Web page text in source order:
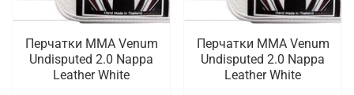
Перчатки ММА Venum
Undisputed 2.0 Nappa
Leather White
Перчатки ММА Venum
Undisputed 2.0 Nappa
Leather White